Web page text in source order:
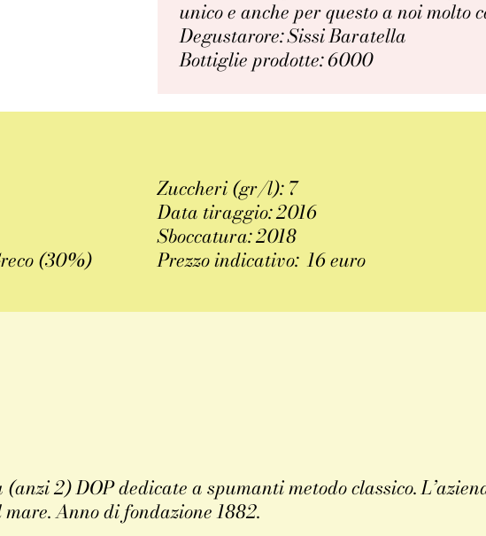
unico e anche per questo a noi molto
Degustarore: Sissi Baratella
Bottiglie prodotte: 6000
(30%)
Zuccheri (gr/l): 7
Data tiraggio: 2016
Sboccatura: 2018
Prezzo indicativo: 16 euro
2) DOP dedicate a spumanti metodo classico.
Anno di fondazione 1882.